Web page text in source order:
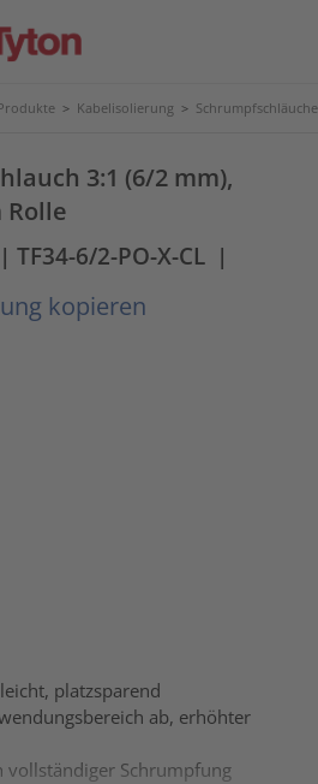
> Kabelisolierung > Schrumpfschläuche
3:1 (6/2 mm),
| TF34-6/2-PO-X-CL |
kopieren
platzsparend
ab, erhöhter
vollständiger Schrumpfung